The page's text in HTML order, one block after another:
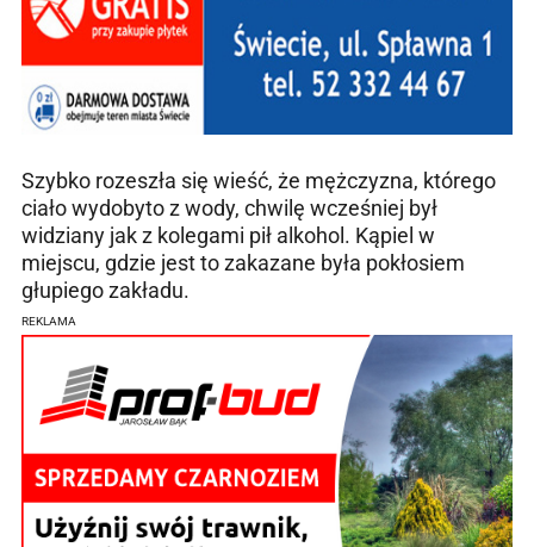
Szybko rozeszła się wieść, że mężczyzna, którego
ciało wydobyto z wody, chwilę wcześniej był
widziany jak z kolegami pił alkohol. Kąpiel w
miejscu, gdzie jest to zakazane była pokłosiem
głupiego zakładu.
REKLAMA